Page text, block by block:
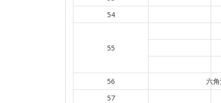
54
55
56
六
57